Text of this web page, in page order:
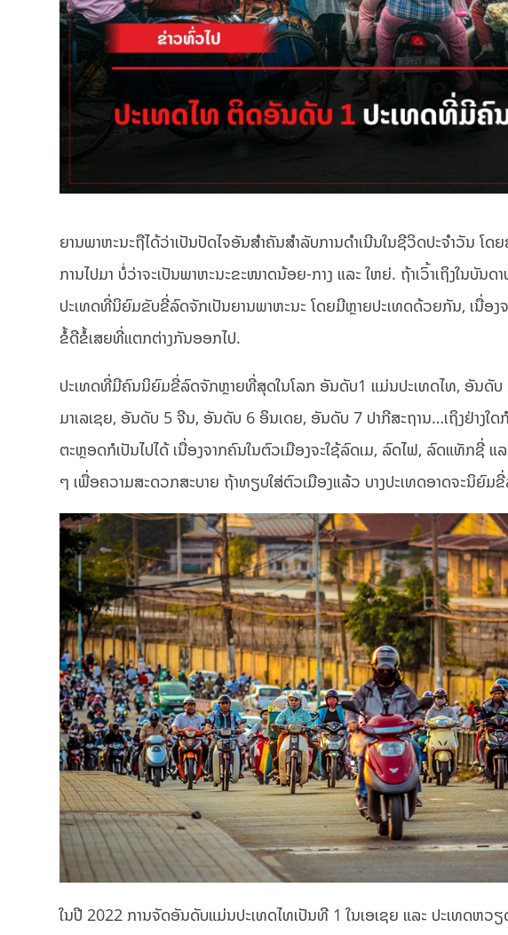
ຍານພາຫະນະຖືໄດ້ວ່າເປັນປັດໄຈອັນສຳຄັນສຳລັບການດຳເນີນໃນຊີວິດປະຈຳວັນ ໂດ
ການໄປມາ ບໍ່ວ່າຈະເປັນພາຫະນະຂະໜາດນ້ອຍ-ກາງ ແລະ ໃຫຍ່. ຖ້າເວົ້າເຖິງໃນບັນ
ປະເທດທີ່ນິຍົມຂັບຂີ່ລົດຈັກເປັນຍານພາຫະນະ ໂດຍມີຫຼາຍປະເທດດ້ວຍກັນ, ເນື່ອງ
ຂໍ້ດີຂໍ້ເສຍທີ່ແຕກຕ່າງກັນອອກໄປ.
ປະເທດທີ່ມີຄົນນິຍົມຂີ່ລົດຈັກຫຼາຍທີ່ສຸດໃນໂລກ ອັນດັບ1 ແມ່ນປະເທດໄທ, ອັນດັ
ມາເລເຊຍ, ອັນດັບ 5 ຈີນ, ອັນດັບ 6 ອິນເດຍ, ອັນດັບ 7 ປາກີສະຖານ…ເຖິງຢ່າງ
ຕະຫຼອດກໍເປັນໄປໄດ້ ເນື່ອງຈາກຄົນໃນຕົວເມືອງຈະໃຊ້ລົດເມ, ລົດໄຟ, ລົດແທັກຊີ່
ໆ ເພື່ອຄວາມສະດວກສະບາຍ ຖ້າທຽບໃສ່ຕົວເມືອງແລ້ວ ບາງປະເທດອາດຈະນິຍົມ
ໃນປີ 2022 ການຈັດອັນດັບແມ່ນປະເທດໄທເປັນທີ 1 ໃນເອເຊຍ ແລະ ປະເທດຫວ